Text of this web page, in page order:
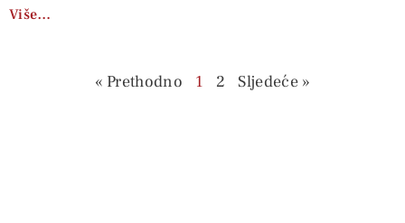
Više…
« Prethodno 1 2 Sljedeće »